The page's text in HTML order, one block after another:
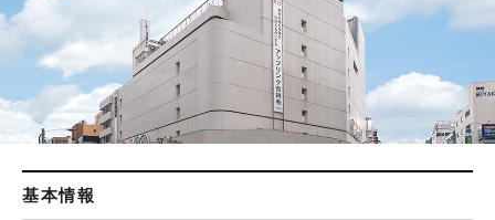
基本情報